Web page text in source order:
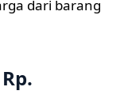
dari barang